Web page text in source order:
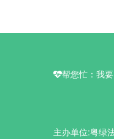
帮您忙：我要
主办单位:粤绿